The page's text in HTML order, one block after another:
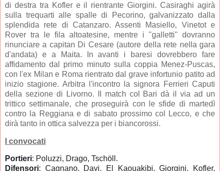
di destra tra Kofler e il rientrante Giorgini. Casiraghi agirà
sulla trequarti alle spalle di Pecorino, galvanizzato dalla
splendida rete di Catanzaro. Assenti Masiello, Vinetot e
Rover tra le fila altoatesine, mentre i "galletti" dovranno
rinunciare a capitan Di Cesare (autore della rete nella gara
d'andata) e a Maita. In avanti i baresi dovrebbero fare
affidamento dal primo minuto sulla coppia Menez-Puscas,
con l'ex Milan e Roma rientrato dal grave infortunio patito ad
inizio stagione. Arbitra l'incontro la signora Ferrieri Caputi
della sezione di Livorno. Il match col Bari dà il via ad un
trittico settimanale, che proseguirà con le sfide di martedì
contro la Reggiana e di sabato prossimo col Lecco, e che
dirà tanto in ottica salvezza per i biancorossi.
I convocati
Portieri: Poluzzi, Drago, Tschöll.
Difensori: Cagnano, Davi, El Kaouakibi, Giorgini, Kofler,